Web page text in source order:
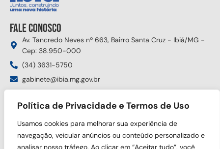
Política de Privacidade e Termos de Uso
Usamos cookies para melhorar sua experiência de
navegação, veicular anúncios ou conteúdo personalizado e
analisar nosso tráfego. Ao clicar em “Aceitar tudo”, você
Fale conosco
Av. Tancredo Neves nº 663, Bairro Santa Cruz - Ibiá/MG -
Cep: 38.950-000
(34) 3631-5750
gabinete@ibia.mg.gov.br